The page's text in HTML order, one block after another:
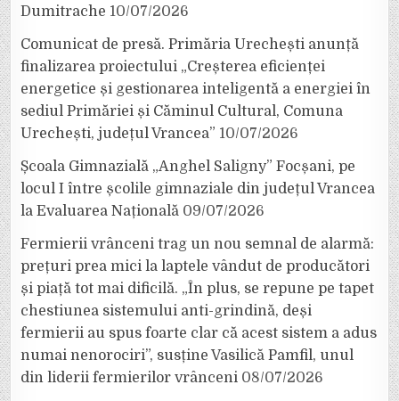
Dumitrache 10/07/2026
Comunicat de presă. Primăria Urechești anunță
finalizarea proiectului „Creșterea eficienței
energetice și gestionarea inteligentă a energiei în
sediul Primăriei și Căminul Cultural, Comuna
Urechești, județul Vrancea” 10/07/2026
Școala Gimnazială „Anghel Saligny” Focșani, pe
locul I între școlile gimnaziale din județul Vrancea
la Evaluarea Națională 09/07/2026
Fermierii vrânceni trag un nou semnal de alarmă:
prețuri prea mici la laptele vândut de producători
și piață tot mai dificilă. „În plus, se repune pe tapet
chestiunea sistemului anti-grindină, deși
fermierii au spus foarte clar că acest sistem a adus
numai nenorociri”, susține Vasilică Pamfil, unul
din liderii fermierilor vrânceni 08/07/2026